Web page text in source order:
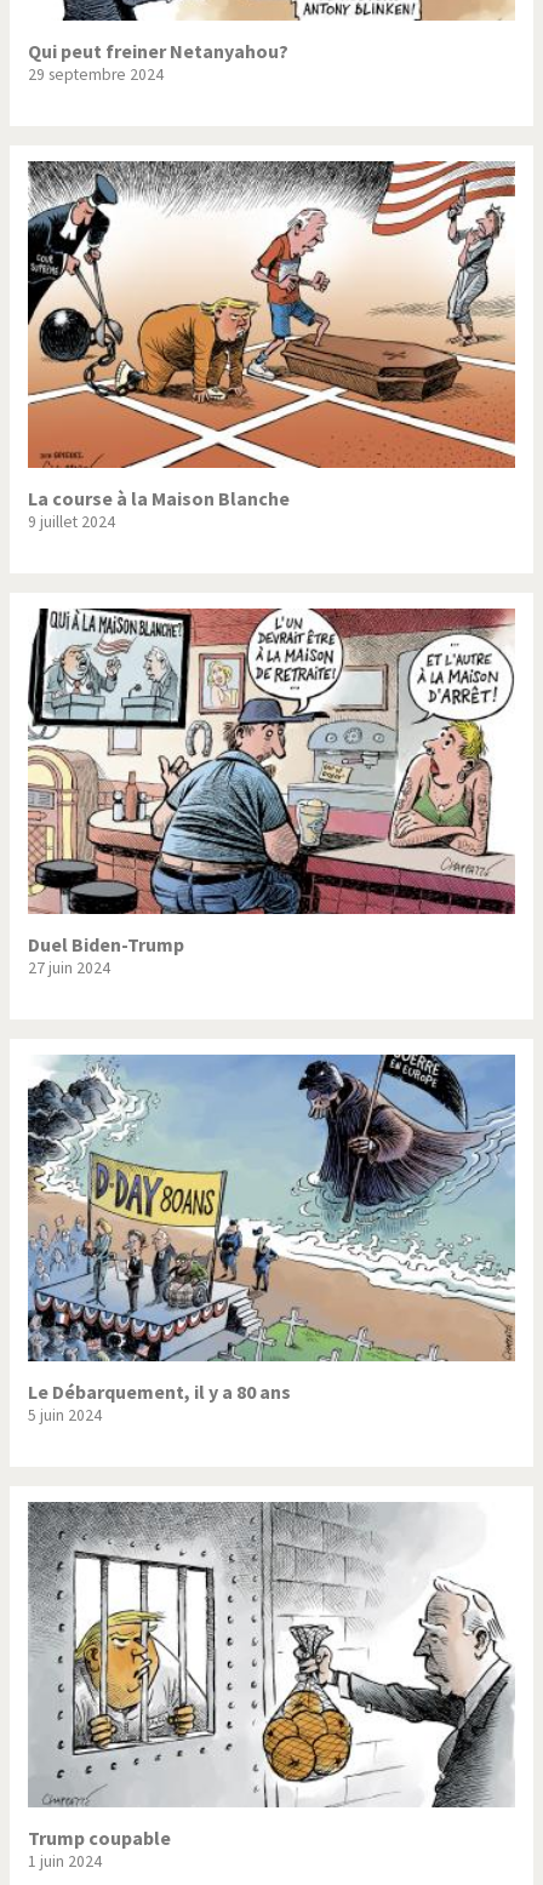
Qui peut freiner Netanyahou?
29 septembre 2024
La course à la Maison Blanche
9 juillet 2024
Duel Biden-Trump
27 juin 2024
Le Débarquement, il y a 80 ans
5 juin 2024
Trump coupable
1 juin 2024